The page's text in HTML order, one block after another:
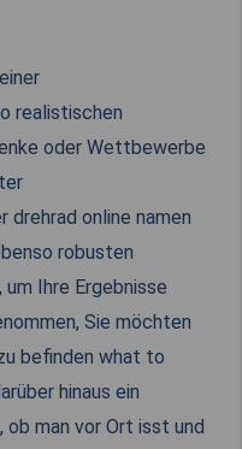
realistischen
oder Wettbewerbe
drehrad online namen
robusten
Ihre Ergebnisse
Sie möchten
befinden what to
hinaus ein
ob man vor Ort isst und